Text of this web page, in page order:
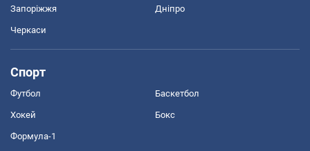
Запоріжжя Дніпро
Черкаси
Спорт
Футбол Баскетбол
Хокей Бокс
Формула-1